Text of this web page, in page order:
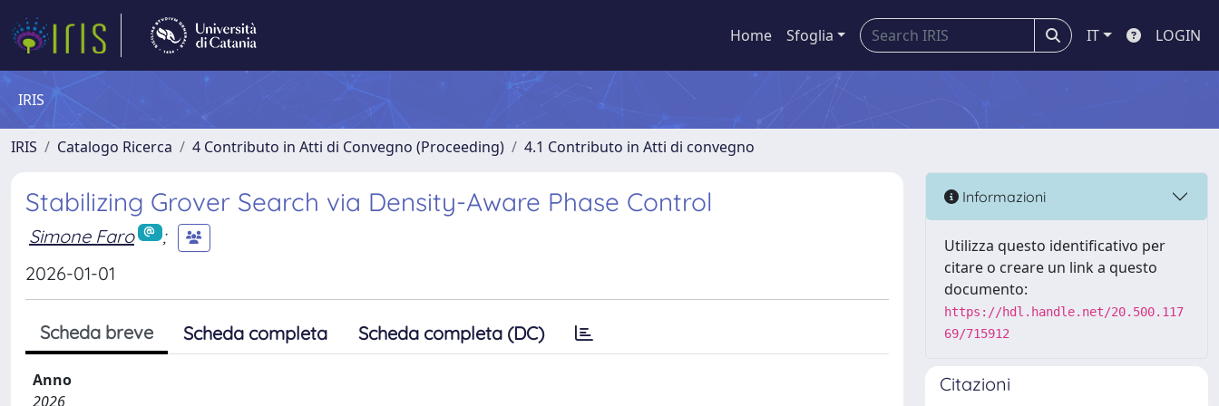
Home Sfoglia IT LOGIN
IRIS
IRIS Catalogo Ricerca 4 Contributo in Atti di Convegno (Proceeding) 4.1 Contributo in Atti di convegno
Stabilizing Grover Search via Density-Aware Phase Control
Simone Faro
;
2026-01-01
Scheda breve Scheda completa Scheda completa (DC)
Anno
2026
Informazioni
Utilizza questo identificativo per
citare o creare un link a questo
documento:
https://hdl.handle.net/20.500.117
69/715912
Citazioni